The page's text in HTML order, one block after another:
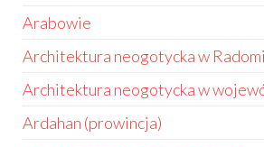
Arabowie
Architektura neogotycka w
Architektura neogotycka w
Ardahan (prowincja)